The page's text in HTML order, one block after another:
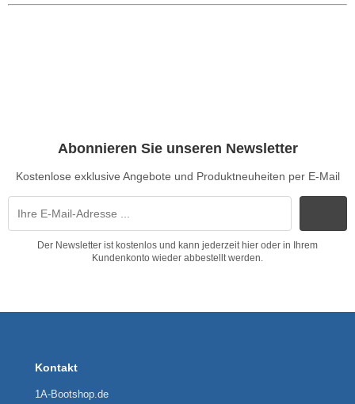
Abonnieren Sie unseren Newsletter
Kostenlose exklusive Angebote und Produktneuheiten per E-Mail
Der Newsletter ist kostenlos und kann jederzeit hier oder in Ihrem
Kundenkonto wieder abbestellt werden.
Kontakt
1A-Bootshop.de